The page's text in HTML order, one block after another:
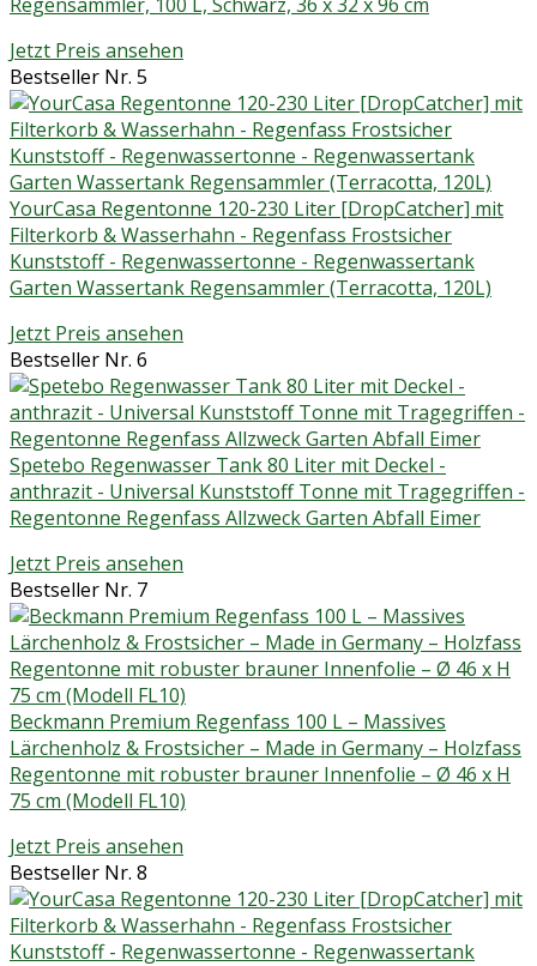
Jetzt Preis ansehen
Bestseller Nr. 5
YourCasa Regentonne 120-230 Liter [DropCatcher] mit
Filterkorb & Wasserhahn - Regenfass Frostsicher
Kunststoff - Regenwassertonne - Regenwassertank
Garten Wassertank Regensammler (Terracotta, 120L)
Jetzt Preis ansehen
Bestseller Nr. 6
Spetebo Regenwasser Tank 80 Liter mit Deckel -
anthrazit - Universal Kunststoff Tonne mit Tragegriffen -
Regentonne Regenfass Allzweck Garten Abfall Eimer
Jetzt Preis ansehen
Bestseller Nr. 7
Beckmann Premium Regenfass 100 L – Massives
Lärchenholz & Frostsicher – Made in Germany – Holzfass
Regentonne mit robuster brauner Innenfolie – Ø 46 x H
75 cm (Modell FL10)
Jetzt Preis ansehen
Bestseller Nr. 8